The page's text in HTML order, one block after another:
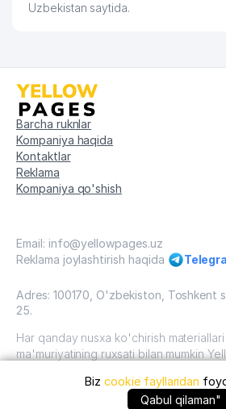
Uzbekistan saytida.
+99871 ... qo'ng'iroq
Barcha ruknlar
Kompaniya haqida
Kontaktlar
Reklama
Kompaniya qo'shish
Email: info@yellowpages.uz
Reklama joylashtirish haqida
Adres: 100170, O'zbekiston, Toshkent
25.
Har qanday nusxa ko'chirish
ma'muriyatining ruxsati bilan mumkin
O'zbekiston, 2009 - 2026 /
sahifalar"mualliflik huquqi. Barcha
Bizcookie fayllaridan
Qabul qilaman"